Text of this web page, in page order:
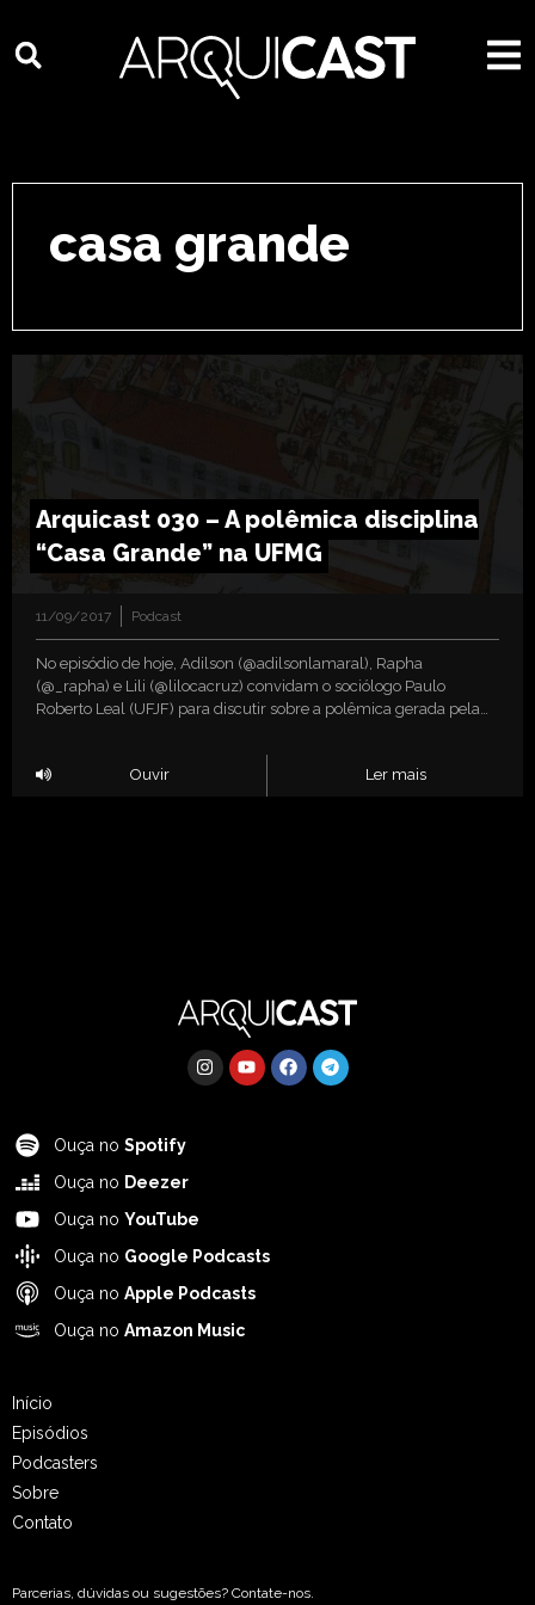
casa grande
Arquicast 030 – A polêmica disciplina
“Casa Grande” na UFMG
11/09/2017 Podcast
No episódio de hoje, Adilson (@adilsonlamaral), Rapha
(@_rapha) e Lili (@lilocacruz) convidam o sociólogo Paulo
Roberto Leal (UFJF) para discutir sobre a polêmica gerada pela…
Ouvir Ler mais
Ouça no Spotify
Ouça no Deezer
Ouça no YouTube
Ouça no Google Podcasts
Ouça no Apple Podcasts
Ouça no Amazon Music
Início
Episódios
Podcasters
Sobre
Contato
Parcerias, dúvidas ou sugestões? Contate-nos.